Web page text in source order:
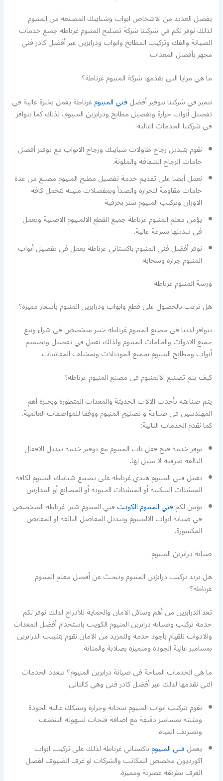
يفضل العديد من الاشخاص ابواب وشبابيك المصنعة من المنيوم
لذلك نوفر لكم في شركتنا شركة تصليح المنيوم غرناطة جميع خدمات
الصيانة والفك وتركيب المطابخ وابواب ودرابزين عبر أفضل كادر فني
مجهز بأفضل المعدات.
ما هي مزايا التي تقدمها شركة المنيوم غرناطة؟
نتميز في شركتنا بتوفير أفضلفني المنيومغرناطة يعمل بخبرة عالية في
تفصيل أبواب جرارة وتفصيل مطابخ ودرابزين المنيوم، لذلك كما يتوافر
في شركتنا الخدمات التالية:
نقوم بتبديل زجاج طاولات شبابيك وزجاج الابواب مع توفير أفضل
خامات الزجاج الشفافة والملونة.
نعمل أيضا على تقديم خدمة تفصيل مطبخ المنيوم مصنع من عدة
خامات مقاومة للحرارة والصدأ وبمفصلات متينة لتحمل كافة
الاوزان وتركيب المنيوم شتر بحرفية
يؤمن معلم المنيوم غرناطة جميع القطع الالمنيوم الاصلية ويعمل
في تبديلها بسرعة عالية.
نوفر أفضل فني المنيوم باكستاني غرناطة يعمل في تفصيل أبواب
المنيوم جرارة وسحابة.
ورشة المنيوم غرناطة
هل ترغب بالحصول على قطع وابواب ودرابزين المنيوم بأسعار مميزة؟
يتوافر لدينا في مصنع المنيوم غرناطة خبير متخصص في شراء وبيع
جميع الادوات والخامات المنيوم ولذلك نعمل في تفصيل وتصميم
أبواب ومطابخ المنيوم بجميع الموديلات وبمختلف المقاسات.
كيف يتم تصنيع الالمنيوم في مصنع المنيوم غرناطة؟
يتم صناعته بأحدث الآلات الحديثة والمعدات المتطورة وبخبرة أهم
المهندسين في صناعة و تصليح المنيوم ووفقا للمواصفات العالمية.
كما نقدم الخدمات التالية:
نوفر خدمة فتح قفل باب المنيوم مع توفير خدمة تبديل الاقفال
التالفة بحرفية لا مثيل لها.
يعمل فني المنيوم هندي غرناطة على تصنيع شبابيك المنيوم لكافة
المنشئات السكنية أو المنشئات الحيوية أو المصانع أو المدارس
نؤمن لكمفني المنيوم الكويتفني المنيوم شتر غرناطة المتخصص
في صيانة ابواب الالمنيوم وتبديل المفاصل التالفة او المقابض
المكسورة.
صيانة درابزين المنيوم
هل تريد تركيب درابزين المنيوم وتبحث عن أفضل معلم المنيوم
غرناطة؟
تعد الدرابزين من أهم وسائل الامان والحماية للأدراج لذلك نوفر لكم
خدمة تركيب وصيانة درابزين المنيوم الكويت باستخدام أفضل المعدات
والادوات للقيام بأجود خدمة وللمزيد من الامان نقوم بتثبيت الدرابزين
بمسامير عالية الجودة ومتميزة بصلابة والمتانة.
ما هي الخدمات المتاحة في صيانة درابزين المنيوم؟ تتعدد الخدمات
التي نقدمها لذلك عبر أفضل كادر فني وهي كالتالي:
نقوم بتركيب ابواب المنيوم سحابة وجرارة وبسكك عالية الجودة
ومثبته بمسامير دقيقة مع اضافة فتحات لسهولة التنظيف
وتصريف المياه.
يعملفني المنيومباكستاني غرناطة لذلك على تركيب ابواب
اكورديون مخصص للمكاتب والشركات او غرف الضيوف لفصل
الغرف بطريقة عصرية ومميزة.